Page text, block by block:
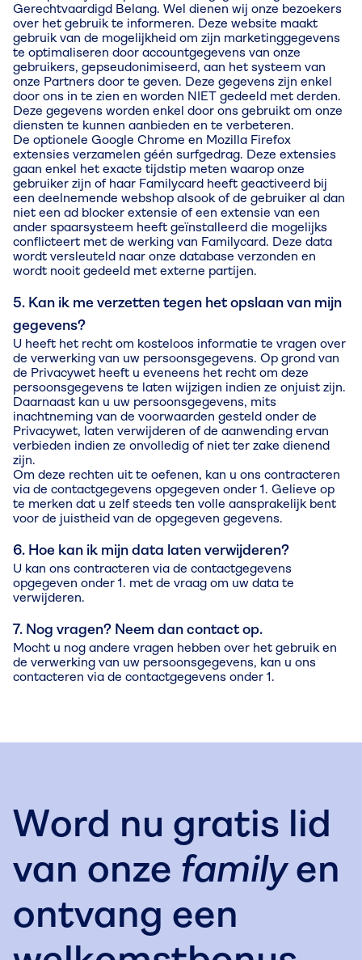
Gerechtvaardigd Belang. Wel dienen wij onze bezoekers
over het gebruik te informeren. Deze website maakt
gebruik van de mogelijkheid om zijn marketinggegevens
te optimaliseren door accountgegevens van onze
gebruikers, gepseudonimiseerd, aan het systeem van
onze Partners door te geven. Deze gegevens zijn enkel
door ons in te zien en worden NIET gedeeld met derden.
Deze gegevens worden enkel door ons gebruikt om onze
diensten te kunnen aanbieden en te verbeteren.
De optionele Google Chrome en Mozilla Firefox
extensies verzamelen géén surfgedrag. Deze extensies
gaan enkel het exacte tijdstip meten waarop onze
gebruiker zijn of haar Familycard heeft geactiveerd bij
een deelnemende webshop alsook of de gebruiker al dan
niet een ad blocker extensie of een extensie van een
ander spaarsysteem heeft geïnstalleerd die mogelijks
conflicteert met de werking van Familycard. Deze data
wordt versleuteld naar onze database verzonden en
wordt nooit gedeeld met externe partijen.
5. Kan ik me verzetten tegen het opslaan van mijn
gegevens?
U heeft het recht om kosteloos informatie te vragen over
de verwerking van uw persoonsgegevens. Op grond van
de Privacywet heeft u eveneens het recht om deze
persoonsgegevens te laten wijzigen indien ze onjuist zijn.
Daarnaast kan u uw persoonsgegevens, mits
inachtneming van de voorwaarden gesteld onder de
Privacywet, laten verwijderen of de aanwending ervan
verbieden indien ze onvolledig of niet ter zake dienend
zijn.
Om deze rechten uit te oefenen, kan u ons contracteren
via de contactgegevens opgegeven onder 1. Gelieve op
te merken dat u zelf steeds ten volle aansprakelijk bent
voor de juistheid van de opgegeven gegevens.
6. Hoe kan ik mijn data laten verwijderen?
U kan ons contracteren via de contactgegevens
opgegeven onder 1. met de vraag om uw data te
verwijderen.
7. Nog vragen? Neem dan contact op.
Mocht u nog andere vragen hebben over het gebruik en
de verwerking van uw persoonsgegevens, kan u ons
contacteren via de contactgegevens onder 1.
Word nu gratis lid
van onze familyen
ontvang een